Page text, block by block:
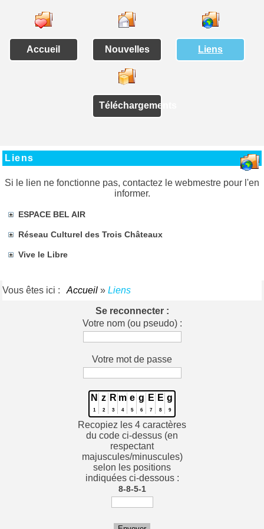
Accueil Nouvelles Liens
Téléchargements
Liens
Si le lien ne fonctionne pas, contactez le webmestre pour l'en
informer.
ESPACE BEL AIR
Réseau Culturel des Trois Châteaux
Vive le Libre
Vous êtes ici : Accueil » Liens
Se reconnecter :
Votre nom (ou pseudo) :
Votre mot de passe
N
1
z
2
R
3
m
4
e
5
g
6
E
7
E
8
g
9
Recopiez les 4 caractères
du code ci-dessus (en
respectant
majuscules/minuscules)
selon les positions
indiquées ci-dessous :
8-8-5-1